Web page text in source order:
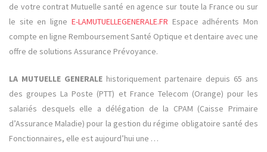
de votre contrat Mutuelle santé en agence sur toute la France ou sur
le site en ligne E-LAMUTUELLEGENERALE.FR Espace adhérents Mon
compte en ligne Remboursement Santé Optique et dentaire avec une
offre de solutions Assurance Prévoyance.
LA MUTUELLE GENERALE historiquement partenaire depuis 65 ans
des groupes La Poste (PTT) et France Telecom (Orange) pour les
salariés desquels elle a délégation de la CPAM (Caisse Primaire
d’Assurance Maladie) pour la gestion du régime obligatoire santé des
Fonctionnaires, elle est aujourd’hui une …